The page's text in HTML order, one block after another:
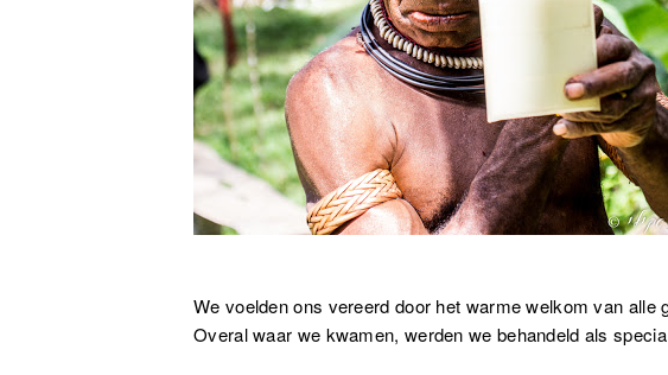
We voelden ons vereerd door het warme welkom van alle
Overal waar we kwamen, werden we behandeld als